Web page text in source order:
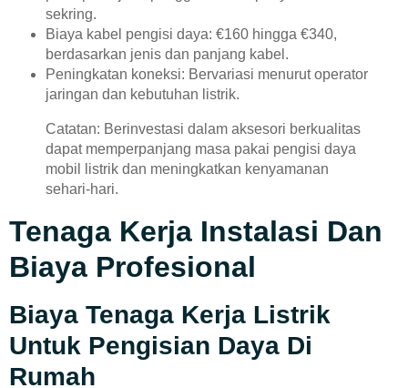
sekring.
Biaya kabel pengisi daya: €160 hingga €340,
berdasarkan jenis dan panjang kabel.
Peningkatan koneksi: Bervariasi menurut operator
jaringan dan kebutuhan listrik.
Catatan: Berinvestasi dalam aksesori berkualitas
dapat memperpanjang masa pakai pengisi daya
mobil listrik dan meningkatkan kenyamanan
sehari-hari.
Tenaga Kerja Instalasi Dan
Biaya Profesional
Biaya Tenaga Kerja Listrik
Untuk Pengisian Daya Di
Rumah